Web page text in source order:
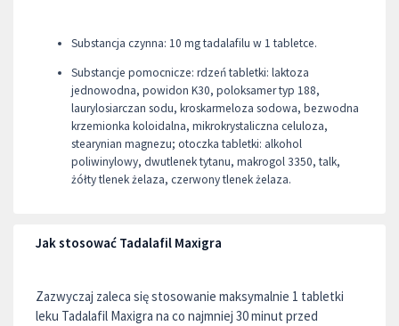
Substancja czynna: 10 mg tadalafilu w 1 tabletce.
Substancje pomocnicze: rdzeń tabletki: laktoza
jednowodna, powidon K30, poloksamer typ 188,
laurylosiarczan sodu, kroskarmeloza sodowa, bezwodna
krzemionka koloidalna, mikrokrystaliczna celuloza,
stearynian magnezu; otoczka tabletki: alkohol
poliwinylowy, dwutlenek tytanu, makrogol 3350, talk,
żółty tlenek żelaza, czerwony tlenek żelaza.
Jak stosować Tadalafil Maxigra
Zazwyczaj zaleca się stosowanie maksymalnie 1 tabletki
leku Tadalafil Maxigra na co najmniej 30 minut przed